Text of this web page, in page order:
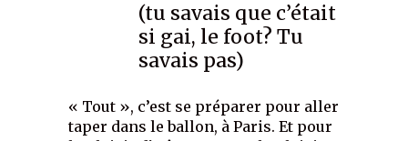
(tu savais que c’était
si gai, le foot? Tu
savais pas)
« Tout », c’est se préparer pour aller
taper dans le ballon, à Paris. Et pour